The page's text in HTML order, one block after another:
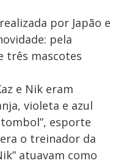
por Japão e
pela
três mascotes
e Nik eram
violeta e azul
esporte
o treinador da
atuavam como